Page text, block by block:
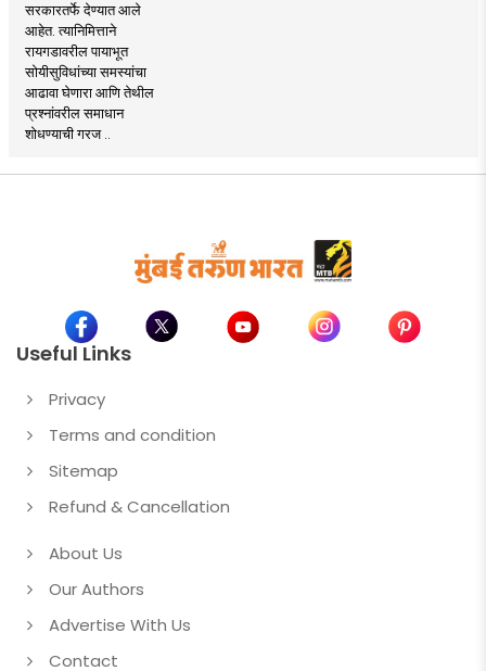
सरकारतर्फे देण्यात आले
आहेत. त्यानिमित्ताने
रायगडावरील पायाभूत
सोयीसुविधांच्या समस्यांचा
आढावा घेणारा आणि तेथील
प्रश्नांवरील समाधान
शोधण्याची गरज ..
Useful Links
Privacy
Terms and condition
Sitemap
Refund & Cancellation
About Us
Our Authors
Advertise With Us
Contact